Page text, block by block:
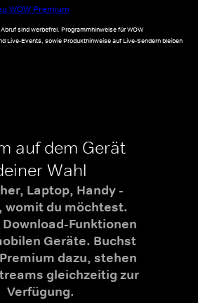
WOW Premium
sind werbefrei. Programmhinweise für WOW
Live-Events, sowie Produkthinweise auf Live-Sendern bleiben
auf dem Gerät
Wahl
Laptop, Handy -
womit du möchtest.
Funktionen
Geräte. Buchst
dazu, stehen
gleichzeitig zur
Verfügung.